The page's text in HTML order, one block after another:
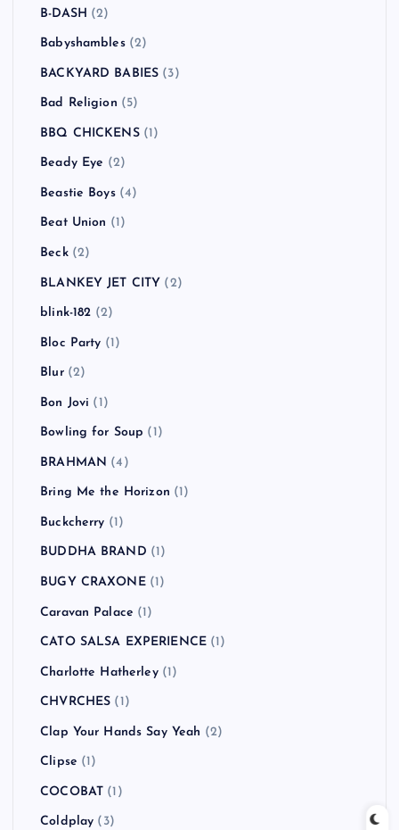
B-DASH (2)
Babyshambles(2)
BACKYARD BABIES (3)
Bad Religion (5)
BBQ CHICKENS(1)
Beady Eye (2)
Beastie Boys(4)
Beat Union (1)
Beck(2)
BLANKEY JET CITY (2)
blink-182 (2)
Bloc Party (1)
Blur(2)
Bon Jovi (1)
Bowling for Soup (1)
BRAHMAN (4)
Bring Me the Horizon (1)
Buckcherry (1)
BUDDHA BRAND (1)
BUGY CRAXONE(1)
Caravan Palace (1)
CATO SALSA EXPERIENCE (1)
Charlotte Hatherley(1)
CHVRCHES (1)
Clap Your Hands Say Yeah (2)
Clipse (1)
COCOBAT (1)
Coldplay (3)